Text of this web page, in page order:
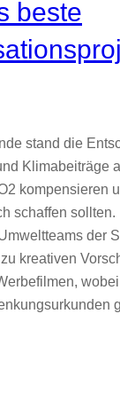
beste
stand die
Klimabeiträge
kompensieren
schaffen sollten.
der
kreativen